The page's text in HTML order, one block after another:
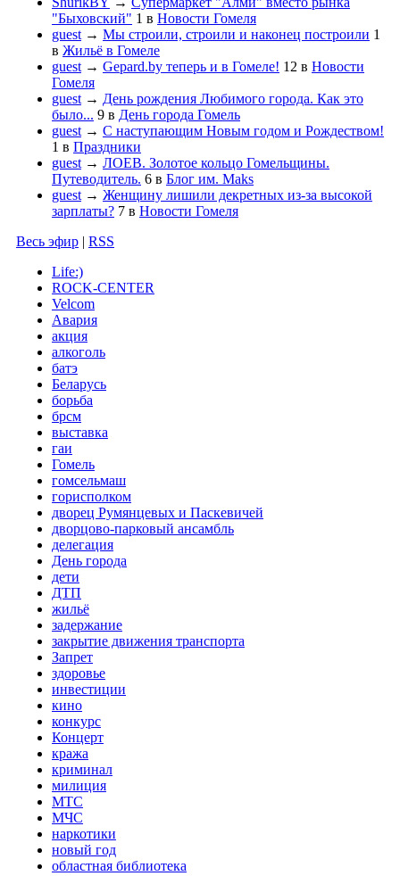
"Быховский" 1 в Новости Гомеля
guest → Мы строили, строили и наконец построили 1
в Жильё в Гомеле
guest → Gepard.by теперь и в Гомеле! 12 в Новости
Гомеля
guest → День рождения Любимого города. Как это
было... 9 в День города Гомель
guest → С наступающим Новым годом и Рождеством!
1 в Праздники
guest → ЛОЕВ. Золотое кольцо Гомельщины.
Путеводитель. 6 в Блог им. Maks
guest → Женщину лишили декретных из-за высокой
зарплаты? 7 в Новости Гомеля
Весь эфир | RSS
Life:)
ROCK-CENTER
Velcom
Авария
акция
алкоголь
батэ
Беларусь
борьба
брсм
выставка
гаи
Гомель
гомсельмаш
горисполком
дворец Румянцевых и Паскевичей
дворцово-парковый ансамбль
делегация
День города
дети
ДТП
жильё
задержание
закрытие движения транспорта
Запрет
здоровье
инвестиции
кино
конкурс
Концерт
кража
криминал
милиция
МТС
МЧС
наркотики
новый год
областная библиотека